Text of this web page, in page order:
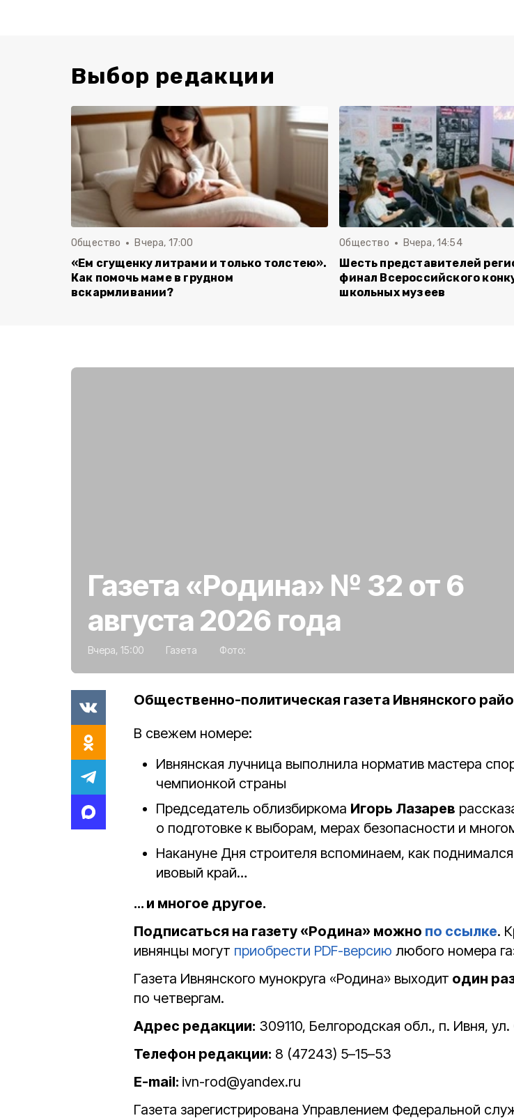
Выбор редакции
Общество Вчера, 17:00
«Ем сгущенку литрами и только толстею».
Как помочь маме в грудном
вскармливании?
Общество Вчера, 14:54
Шесть представителей
финал Всероссийского
школьных музеев
Газета «Родина» № 32 от 6
августа 2026 года
Вчера, 15:00 Газета Фото:
Общественно-политическая газета Ивнянского
В свежем номере:
Ивнянская лучница выполнила норматив мастера
чемпионкой страны
Председатель облизбиркома Игорь Лазарев
о подготовке к выборам, мерах безопасности и
Накануне Дня строителя вспоминаем, как
ивовый край…
… и многое другое.
Подписаться на газету «Родина» можно по ссылке.
ивнянцы могут приобрести PDF-версию любого номера
Газета Ивнянского мунокруга «Родина» выходит один
по четвергам.
Адрес редакции: 309110, Белгородская обл., п. Ивня,
Телефон редакции: 8 (47243) 5–15–53
E-mail: ivn-rod@yandex.ru
Газета зарегистрирована Управлением Федеральной